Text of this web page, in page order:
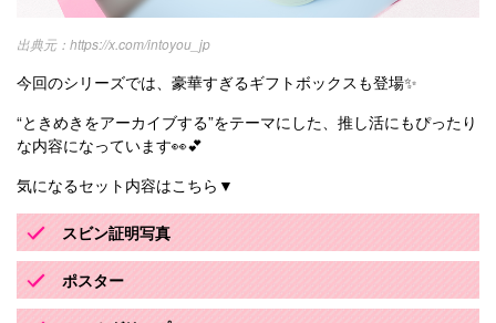
https://x.com/intoyou_jp
今回のシリーズでは、豪華すぎるギフトボックスも登場✨
“ときめきをアーカイブする”をテーマにした、推し活にもぴったり
な内容になっています👀💕
気になるセット内容はこちら▼
スビン証明写真
ポスター